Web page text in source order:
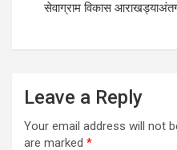
सेवाग्राम विकास
Leave a Reply
Your email address will not
are marked *